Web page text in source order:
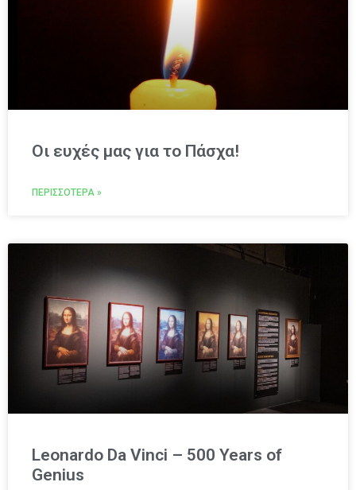
Oι ευχές μας για το Πάσχα!
ΠΕΡΙΣΣΌΤΕΡΑ »
Leonardo Da Vinci – 500 Years of
Genius